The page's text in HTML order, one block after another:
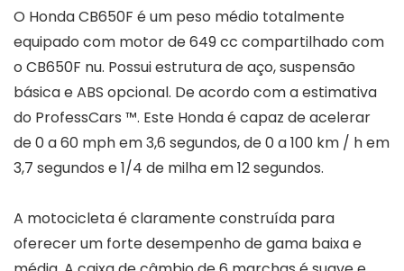
O Honda CB650F é um peso médio totalmente
equipado com motor de 649 cc compartilhado com
o CB650F nu. Possui estrutura de aço, suspensão
básica e ABS opcional. De acordo com a estimativa
do ProfessCars ™. Este Honda é capaz de acelerar
de 0 a 60 mph em 3,6 segundos, de 0 a 100 km / h em
3,7 segundos e 1/4 de milha em 12 segundos.
A motocicleta é claramente construída para
oferecer um forte desempenho de gama baixa e